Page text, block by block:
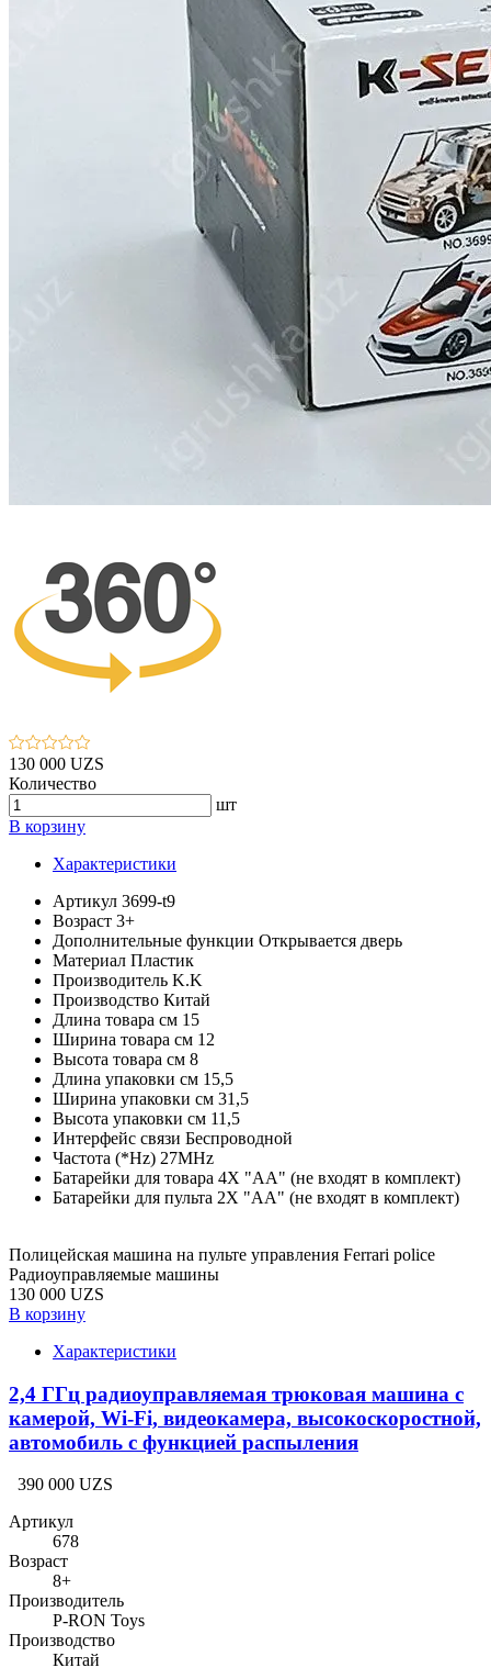
130 000 UZS
Количество
шт
В корзину
Характеристики
Артикул 3699-t9
Возраст 3+
Дополнительные функции Открывается дверь
Материал Пластик
Производитель K.K
Производство Китай
Длина товара см 15
Ширина товара см 12
Высота товара см 8
Длина упаковки см 15,5
Ширина упаковки см 31,5
Высота упаковки см 11,5
Интерфейс связи Беспроводной
Частота (*Hz) 27MHz
Батарейки для товара 4X "АА" (не входят в комплект)
Батарейки для пульта 2X "АА" (не входят в комплект)
Полицейская машина на пульте управления Ferrari police
Радиоуправляемые машины
130 000 UZS
В корзину
Характеристики
2,4 ГГц радиоуправляемая трюковая машина с
камерой, Wi-Fi, видеокамера, высокоскоростной,
автомобиль с функцией распыления
390 000 UZS
Артикул
678
Возраст
8+
Производитель
P-RON Toys
Производство
Китай